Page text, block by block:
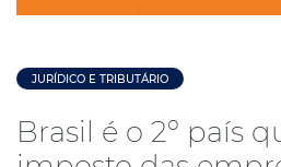
JURÍDICO E TRIBUTÁRIO
Brasil é o 2º país